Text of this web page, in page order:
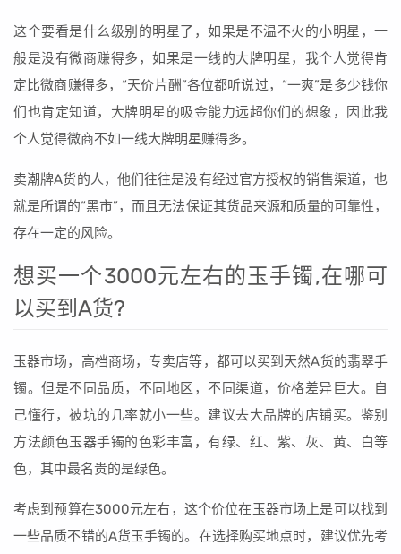
这个要看是什么级别的明星了，如果是不温不火的小明星，一
般是没有微商赚得多，如果是一线的大牌明星，我个人觉得肯
定比微商赚得多，“天价片酬”各位都听说过，“一爽”是多少钱你
们也肯定知道，大牌明星的吸金能力远超你们的想象，因此我
个人觉得微商不如一线大牌明星赚得多。
卖潮牌A货的人，他们往往是没有经过官方授权的销售渠道，也
就是所谓的“黑市”，而且无法保证其货品来源和质量的可靠性，
存在一定的风险。
想买一个3000元左右的玉手镯,在哪可
以买到A货?
玉器市场，高档商场，专卖店等，都可以买到天然A货的翡翠手
镯。但是不同品质，不同地区，不同渠道，价格差异巨大。自
己懂行，被坑的几率就小一些。建议去大品牌的店铺买。鉴别
方法颜色玉器手镯的色彩丰富，有绿、红、紫、灰、黄、白等
色，其中最名贵的是绿色。
考虑到预算在3000元左右，这个价位在玉器市场上是可以找到
一些品质不错的A货玉手镯的。在选择购买地点时，建议优先考